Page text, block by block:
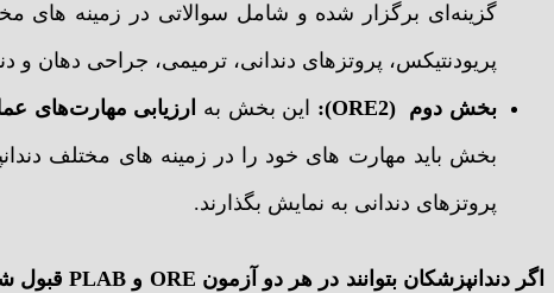
گزینه‌ای برگزار شده و شامل سوالاتی در زمینه های
پریودنتیکس، پروتزهای دندانی، ترمیمی، جراحی دهان
بخش دوم (ORE2):
این بخش به ارزیابی مهارت‌های
بخش باید مهارت های خود را در زمینه های مختلف
پروتزهای دندانی به نمایش بگذارند.